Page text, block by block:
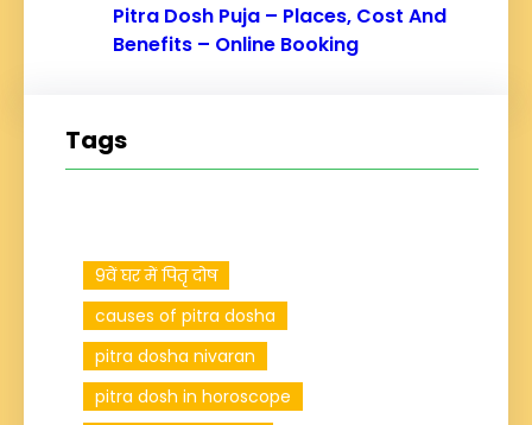
Pitra Dosh Puja – Places, Cost And
Benefits – Online Booking
Tags
9वें घर में पितृ दोष
causes of pitra dosha
pitra dosha nivaran
pitra dosh in horoscope